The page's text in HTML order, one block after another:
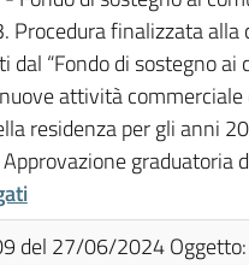
finalizzata alla
dal “Fondo di sostegno ai
attività commerciale
residenza per gli anni
graduatoria
del 27/06/2024 Oggetto: